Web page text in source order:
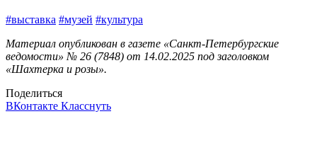
#выставка #музей #культура
Материал опубликован в газете «Санкт-Петербургские
ведомости» № 26 (7848) от 14.02.2025 под заголовком
«Шахтерка и розы».
Поделиться
ВКонтакте Класснуть